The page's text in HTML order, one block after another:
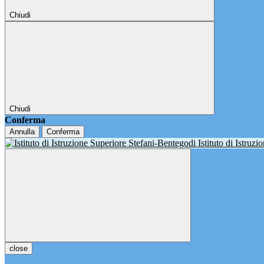
Chiudi
Chiudi
Conferma
Annulla Conferma
Istituto di
close